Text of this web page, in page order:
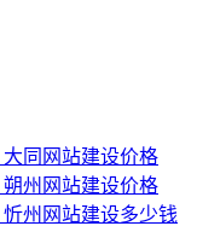
同网站建设价格
州网站建设价格
州网站建设多少钱